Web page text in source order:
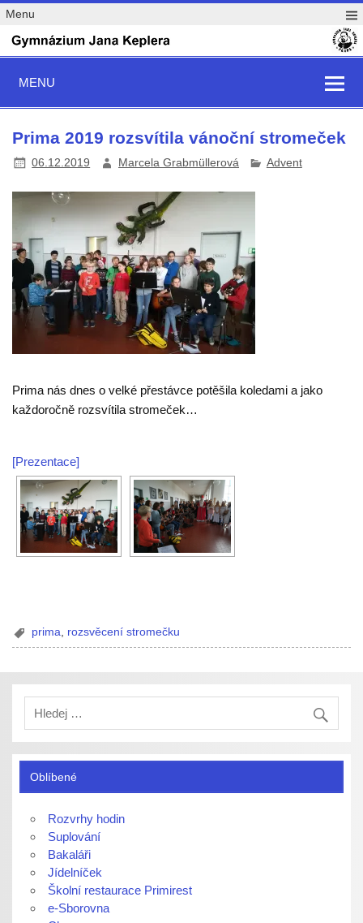
Menu
MENU
Prima 2019 rozsvítila vánoční stromeček
06.12.2019 Marcela Grabmüllerová Advent
Prima nás dnes o velké přestávce potěšila koledami a jako
každoročně rozsvítila stromeček…
[Prezentace]
prima rozsvěcení stromečku
Oblíbené
Rozvrhy hodin
Suplování
Bakaláři
Jídelníček
Školní restaurace Primirest
e-Sborovna